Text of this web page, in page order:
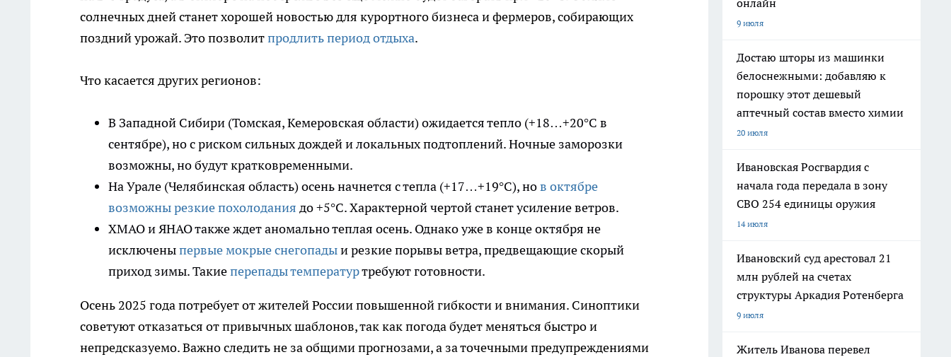
солнечных дней станет хорошей новостью для курортного бизнеса и фермеров, собирающих
поздний урожай. Это позволитпродлить период отдыха.
Что касается других регионов:
В Западной Сибири (Томская, Кемеровская области) ожидается тепло (+18…+20°C в
сентябре), но с риском сильных дождей и локальных подтоплений. Ночные заморозки
возможны, но будут кратковременными.
На Урале (Челябинская область) осень начнется с тепла (+17…+19°C), нов октябре
возможны резкие похолодания до +5°C. Характерной чертой станет усиление ветров.
ХМАО и ЯНАО также ждет аномально теплая осень. Однако уже в конце октября не
исключеныпервые мокрые снегопадыи резкие порывы ветра, предвещающие скорый
приход зимы. Такиеперепады температуртребуют готовности.
Осень 2025 года потребует от жителей России повышенной гибкости и внимания. Синоптики
советуют отказаться от привычных шаблонов, так как погода будет меняться быстро и
непредсказуемо. Важно следить не за общими прогнозами, а за точечными предупреждениями
онлайн
9 июля
Достаю шторы из машинки
белоснежными: добавляю к
порошку этот дешевый
аптечный состав вместо химии
20 июля
Ивановская Росгвардия с
начала года передала в зону
СВО 254 единицы оружия
14 июля
Ивановский суд арестовал 21
млн рублей на счетах
структуры Аркадия Ротенберга
9 июля
Житель Иванова перевел